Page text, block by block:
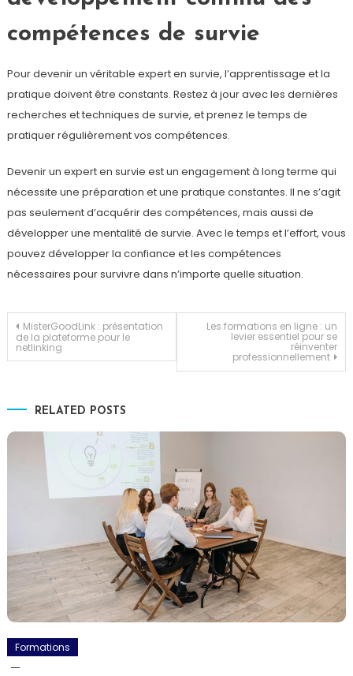
compétences de survie
Pour devenir un véritable expert en survie, l’apprentissage et la
pratique doivent être constants. Restez à jour avec les dernières
recherches et techniques de survie, et prenez le temps de
pratiquer régulièrement vos compétences.
Devenir un expert en survie est un engagement à long terme qui
nécessite une préparation et une pratique constantes. Il ne s’agit
pas seulement d’acquérir des compétences, mais aussi de
développer une mentalité de survie. Avec le temps et l’effort, vous
pouvez développer la confiance et les compétences
nécessaires pour survivre dans n’importe quelle situation.
Navigation
de
l’article
MisterGoodLink : présentation
de la plateforme pour le
netlinking
Les formations en ligne : un
levier essentiel pour se
réinventer
professionnellement
RELATED POSTS
Formations